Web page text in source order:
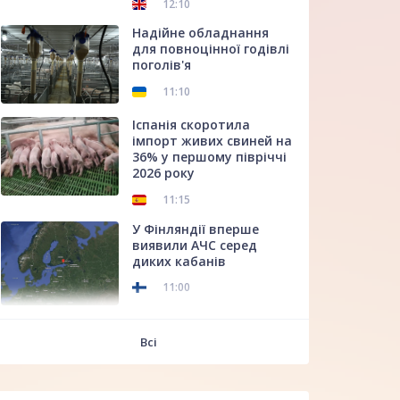
12:10
Надійне обладнання
для повноцінної годівлі
поголів'я
11:10
Іспанія скоротила
імпорт живих свиней на
36% у першому півріччі
2026 року
11:15
У Фінляндії вперше
виявили АЧС серед
диких кабанів
11:00
Всі